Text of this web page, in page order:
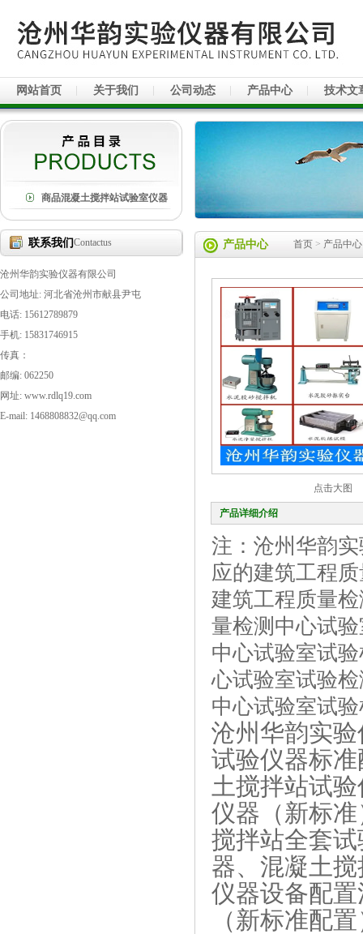
网站首页 关于我们 公司动态 产品中心 技术文
商品混凝土搅拌站试验室仪器
联系我们Contactus
沧州华韵实验仪器有限公司
公司地址: 河北省沧州市献县尹屯
电话: 15612789879
手机: 15831746915
传真：
邮编: 062250
网址: www.rdlq19.com
E-mail: 1468808832@qq.com
产品中心 首页 > 产品中心
点击大图
产品详细介绍
注：沧州华韵
应的建筑工程
建筑工程质量
量检测中心试
中心试验室试
心试验室试验
中心试验室试
沧州华韵实
试验仪器标
土搅拌站试
仪器（新标
搅拌站全套
器、混凝土
仪器设备配
（新标准配